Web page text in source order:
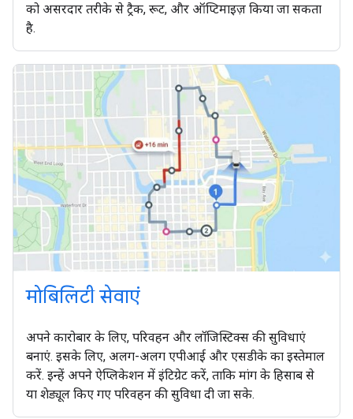
को असरदार तरीके से ट्रैक, रूट, और ऑप्टिमाइज़ किया जा सकता
है.
मोबिलिटी सेवाएं
अपने कारोबार के लिए, परिवहन और लॉजिस्टिक्स की सुविधाएं
बनाएं. इसके लिए, अलग-अलग एपीआई और एसडीके का इस्तेमाल
करें. इन्हें अपने ऐप्लिकेशन में इंटिग्रेट करें, ताकि मांग के हिसाब से
या शेड्यूल किए गए परिवहन की सुविधा दी जा सके.